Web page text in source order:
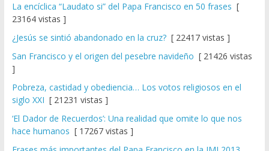
La encíclica “Laudato si” del Papa Francisco en 50 frases [
23164 vistas ]
¿Jesús se sintió abandonado en la cruz?[ 22417 vistas ]
San Francisco y el origen del pesebre navideño [ 21426 vistas
]
Pobreza, castidad y obediencia… Los votos religiosos en el
siglo XXI [ 21231 vistas ]
‘El Dador de Recuerdos’: Una realidad que omite lo que nos
hace humanos [ 17267 vistas ]